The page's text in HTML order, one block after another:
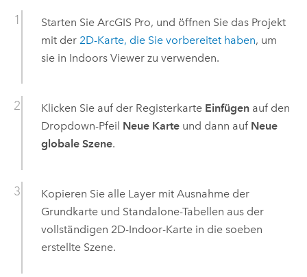
Starten Sie ArcGIS Pro, und öffnen Sie das Projekt
mit der 2D-Karte, die Sie vorbereitet haben, um
sie in Indoors Viewerzu verwenden.
Klicken Sie auf der Registerkarte Einfügenauf den
Dropdown-Pfeil Neue Karteund dann auf Neue
globale Szene.
Kopieren Sie alle Layer mit Ausnahme der
Grundkarte und Standalone-Tabellen aus der
vollständigen 2D-Indoor-Karte in die soeben
erstellte Szene.